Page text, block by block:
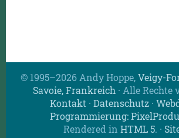
© 1995–2026 Andy Hoppe,Veigy-
Savoie, Frankreich · Alle Rechte
Kontakt · Datenschutz·
Programmierung:
Rendered in HTML 5. ·